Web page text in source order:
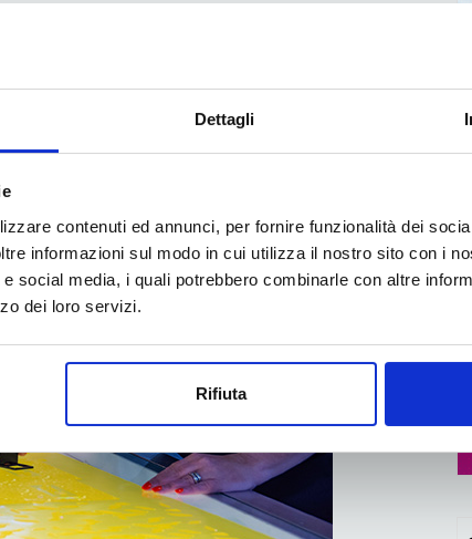
Dettagli
contenuti ed annunci, per fornire funzionalità dei
informazioni sul modo in cui utilizza il nostro sito con i
social media, i quali potrebbero combinarle con altre
dei loro servizi.
Rifiuta